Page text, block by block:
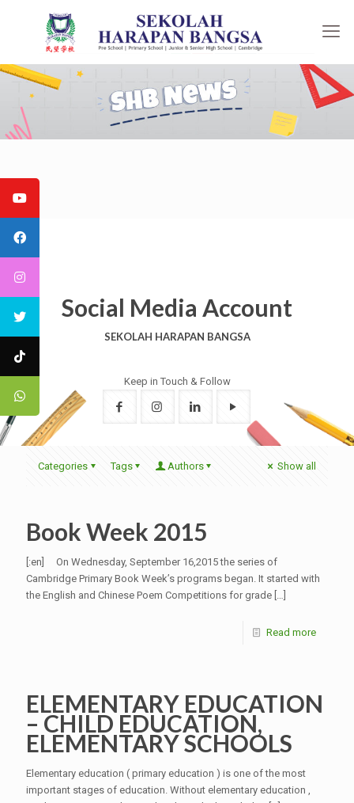
Social Media Account
SEKOLAH HARAPAN BANGSA
Keep in Touch & Follow
Categories Tags Authors Show all
Book Week 2015
[:en] On Wednesday, September 16,2015 the series of
Cambridge Primary Book Week’s programs began. It started with
the English and Chinese Poem Competitions for grade […]
Read more
ELEMENTARY EDUCATION
– CHILD EDUCATION,
ELEMENTARY SCHOOLS
Elementary education ( primary education ) is one of the most
important stages of education. Without elementary education ,